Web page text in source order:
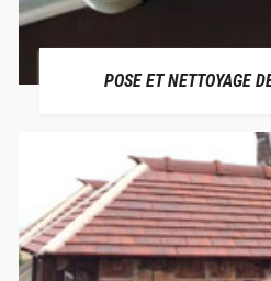
POSE ET NETTOYAGE